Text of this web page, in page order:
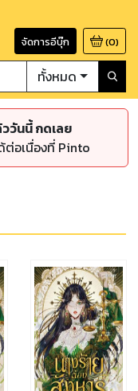
จัดการอีบุ๊ก (0)
ทั้งหมด
วันนี้ กดเลย
ต่อเนื่องที่ Pinto